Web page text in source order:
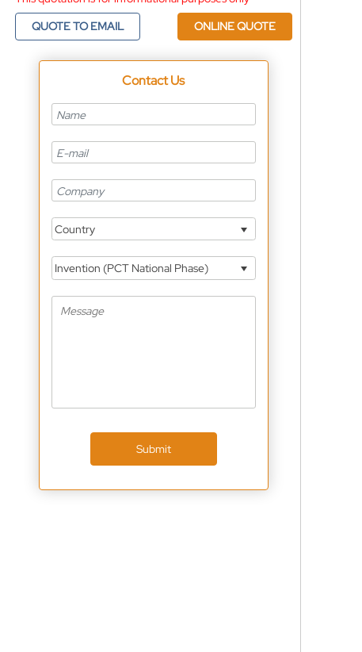
QUOTE TO EMAIL
ONLINE QUOTE
Contact Us
Country
Invention (PCT National Phase)
Submit